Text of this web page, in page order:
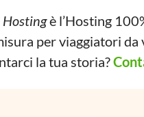
Hostingè l’Hosting
per viaggiatori da
la tua storia?